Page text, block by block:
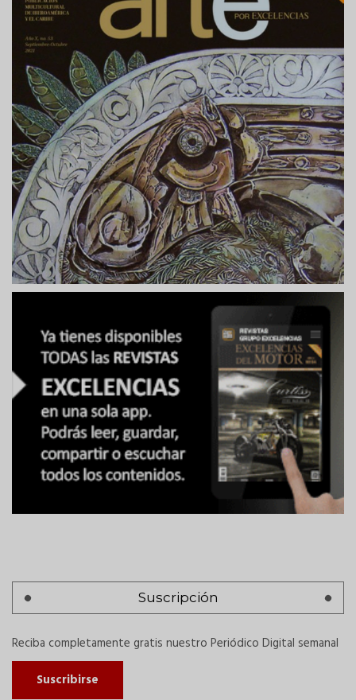
página
Suscripción
Reciba completamente gratis nuestro Periódico Digital semanal
Suscribirse